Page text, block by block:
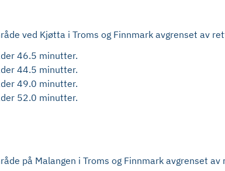
ved Kjøtta i Troms og Finnmark avgrenset av
46.5 minutter.
44.5 minutter.
49.0 minutter.
52.0 minutter.
på Malangen i Troms og Finnmark avgrenset